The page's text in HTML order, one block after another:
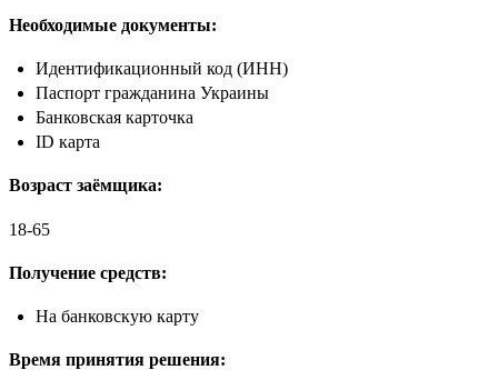
Необходимые документы:
Идентификационный код (ИНН)
Паспорт гражданина Украины
Банковская карточка
ID карта
Возраст заёмщика:
18-65
Получение средств:
На банковскую карту
Время принятия решения: